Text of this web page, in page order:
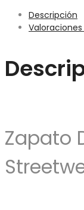
Descripción
Zapato